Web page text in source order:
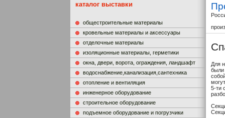
каталог выставки
общестроительные материалы
кровельные материалы и аксессуары
отделочные материалы
изоляционные материалы, герметики
окна, двери, ворота, ограждения, ландшафт
водоснабжение,канализация,сантехника
отопление и вентиляция
инженерное оборудование
строительное оборудование
подъемное оборудование и погрузчики
Для
были
5-ти